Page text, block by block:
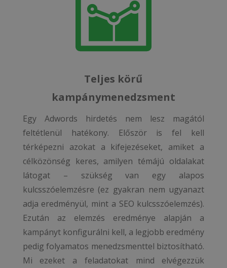
Teljes körű
kampánymenedzsment
Egy Adwords hirdetés nem lesz magától
feltétlenül hatékony. Először is fel kell
térképezni azokat a kifejezéseket, amiket a
célközönség keres, amilyen témájú oldalakat
látogat – szükség van egy alapos
kulcsszóelemzésre (ez gyakran nem ugyanazt
adja eredményül, mint a SEO kulcsszóelemzés).
Ezután az elemzés eredménye alapján a
kampányt konfigurálni kell, a legjobb eredmény
pedig folyamatos menedzsmenttel biztosítható.
Mi ezeket a feladatokat mind elvégezzük